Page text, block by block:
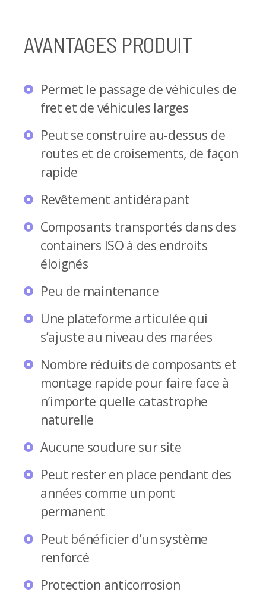
AVANTAGES PRODUIT
Permet le passage de véhicules de
fret et de véhicules larges
Peut se construire au-dessus de
routes et de croisements, de façon
rapide
Revêtement antidérapant
Composants transportés dans des
containers ISO à des endroits
éloignés
Peu de maintenance
Une plateforme articulée qui
s’ajuste au niveau des marées
Nombre réduits de composants et
montage rapide pour faire face à
n’importe quelle catastrophe
naturelle
Aucune soudure sur site
Peut rester en place pendant des
années comme un pont
permanent
Peut bénéficier d’un système
renforcé
Protection anticorrosion